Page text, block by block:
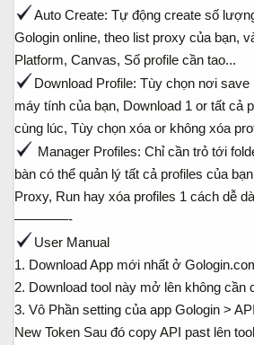
Auto Create: Tự động create số
Gologin online, theo list proxy của bạn,
Platform, Canvas, Số profile cần tao...
Download Profile: Tùy chọn nơi save
máy tính của bạn, Download 1 or tất cả
cùng lúc, Tùy chọn xóa or không xóa
Manager Profiles: Chỉ cần trỏ tới
bàn có thể quản lý tất cả profiles của
Proxy, Run hay xóa profiles 1 cách dễ
————-
User Manual
1. Download App mới nhất ở
2. Download tool này mở lên không cần
3. Vô Phần setting của app Gologin >
New Token Sau đó copy API past lên